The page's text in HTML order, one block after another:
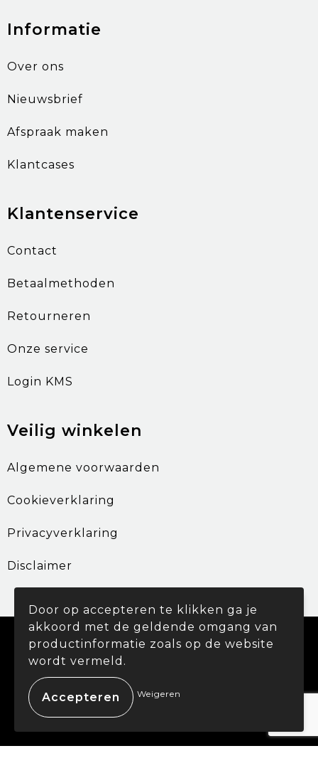
Informatie
Over ons
Nieuwsbrief
Afspraak maken
Klantcases
Klantenservice
Contact
Betaalmethoden
Retourneren
Onze service
Login KMS
Veilig winkelen
Algemene voorwaarden
Cookieverklaring
Privacyverklaring
Disclaimer
© Copyright Promohouse 2024
Door op accepteren te klikken ga je
akkoord met de geldende omgang van
productinformatie zoals op de website
wordt vermeld.
Weigeren